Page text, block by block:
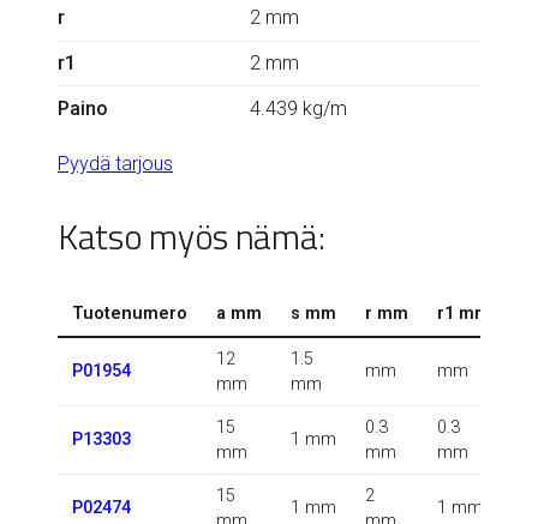
r
2 mm
r1
2 mm
Paino
4.439 kg/m
Pyydä tarjous
Katso myös nämä:
Tuotenumero a mm s mm r mm r1 mm
P01954
12
mm
1.5
mm
mm mm
P13303
15
mm
1 mm
0.3
mm
0.3
mm
P02474
15
1 mm
2
1 mm